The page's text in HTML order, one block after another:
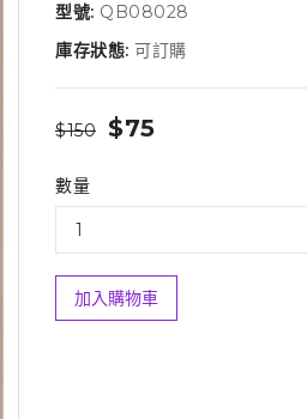
型號: QB08028
庫存狀態: 可訂購
$150 $75
數量
加入購物車